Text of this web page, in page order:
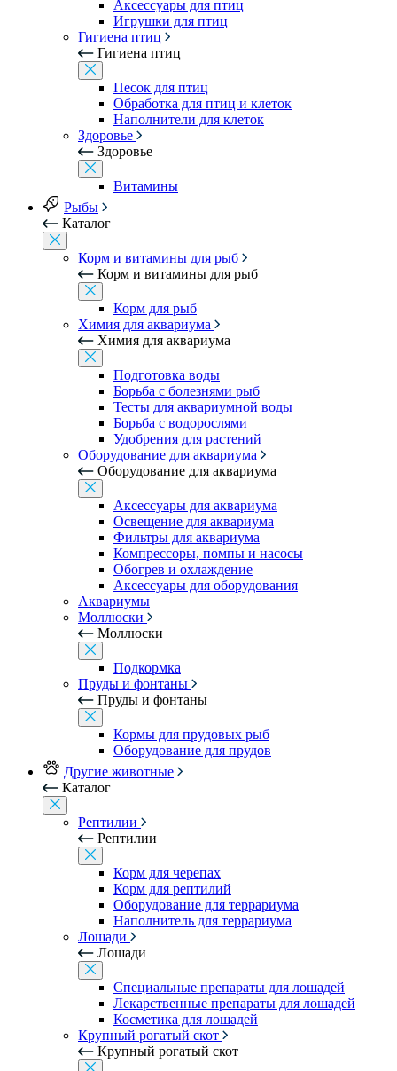
Аксессуары для птиц
Игрушки для птиц
Гигиена птиц
Гигиена птиц
Песок для птиц
Обработка для птиц и клеток
Наполнители для клеток
Здоровье
Здоровье
Витамины
Рыбы
Каталог
Корм и витамины для рыб
Корм и витамины для рыб
Корм для рыб
Химия для аквариума
Химия для аквариума
Подготовка воды
Борьба с болезнями рыб
Тесты для аквариумной воды
Борьба с водорослями
Удобрения для растений
Оборудование для аквариума
Оборудование для аквариума
Аксессуары для аквариума
Освещение для аквариума
Фильтры для аквариума
Компрессоры, помпы и насосы
Обогрев и охлаждение
Аксессуары для оборудования
Аквариумы
Моллюски
Моллюски
Подкормка
Пруды и фонтаны
Пруды и фонтаны
Кормы для прудовых рыб
Оборудование для прудов
Другие животные
Каталог
Рептилии
Рептилии
Корм для черепах
Корм для рептилий
Оборудование для террариума
Наполнитель для террариума
Лошади
Лошади
Специальные препараты для лошадей
Лекарственные препараты для лошадей
Косметика для лошадей
Крупный рогатый скот
Крупный рогатый скот